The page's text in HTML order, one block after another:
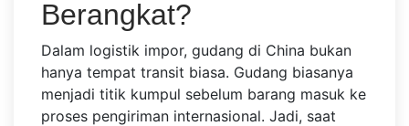
Berangkat?
Dalam logistik impor, gudang di China bukan
hanya tempat transit biasa. Gudang biasanya
menjadi titik kumpul sebelum barang masuk ke
proses pengiriman internasional. Jadi, saat